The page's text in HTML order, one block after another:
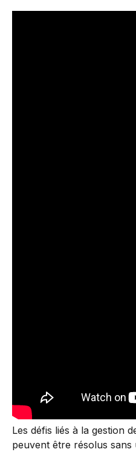
Les défis liés à la gestion
peuvent être résolus